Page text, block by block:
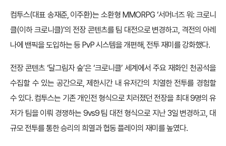
컴투스(대표 송재준, 이주환)는 소환형 MMORPG ‘서머너즈 워: 크로니
클(이하 크로니클)’의 전장 콘텐츠를 팀 대전으로 변경하고, 격전의 아레
나에 밴픽을 도입하는 등 PvP 시스템을 개편해, 전투 재미를 강화했다.
전장 콘텐츠 ‘달그림자 숲’은 ‘크로니클’ 세계에서 주요 재화인 천공석을
수집할 수 있는 공간으로, 제한시간 내 유저간의 치열한 전투를 경험할
수 있다. 컴투스는 기존 개인전 형식으로 치러졌던 전장을 최대 9명의 유
저가 팀을 이뤄 경쟁하는 9vs9 팀 대전 형식으로 지난 3일 변경하고, 대
규모 전투를 통한 승리의 희열과 협동 플레이의 재미를 높였다.